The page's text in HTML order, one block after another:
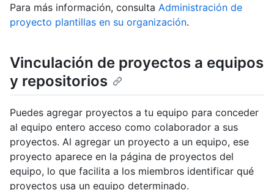
Para más información, consulta Administración de
proyecto plantillas en su organización.
Vinculación de proyectos a equipos
y repositorios
Puedes agregar proyectos a tu equipo para conceder
al equipo entero acceso como colaborador a sus
proyectos. Al agregar un proyecto a un equipo, ese
proyecto aparece en la página de proyectos del
equipo, lo que facilita a los miembros identificar qué
proyectos usa un equipo determinado.